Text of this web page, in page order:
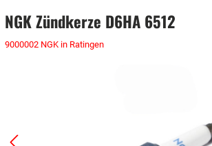
NGK Zündkerze D6HA 6512
9000002 NGK in Ratingen